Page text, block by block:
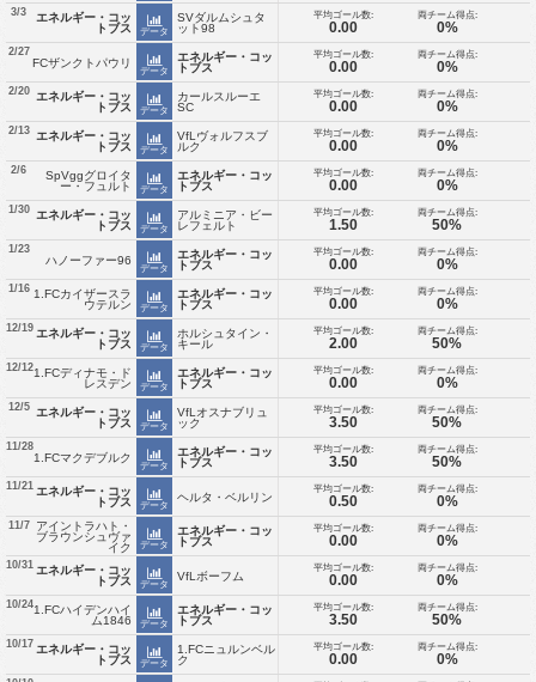
3/3
エネルギー・コッ
トブス
データ
SVダルムシュタ
ット98
平均ゴール数:
0.00
両チーム得点:
0%
2/27
FCザンクトパウリ
データ
エネルギー・コッ
トブス
平均ゴール数:
0.00
両チーム得点:
0%
2/20 エネルギー・コッ
トブス
データ
カールスルーエ
SC
平均ゴール数:
0.00
両チーム得点:
0%
2/13 エネルギー・コッ
トブス
データ
VfLヴォルフスブ
ルク
平均ゴール数:
0.00
両チーム得点:
0%
2/6
SpVggグロイタ
ー・フュルト
データ
エネルギー・コッ
トブス
平均ゴール数:
0.00
両チーム得点:
0%
1/30 エネルギー・コッ
トブス
データ
アルミニア・ビー
レフェルト
平均ゴール数:
1.50
両チーム得点:
50%
1/23
ハノーファー96
データ
エネルギー・コッ
トブス
平均ゴール数:
0.00
両チーム得点:
0%
1/16 1.FCカイザースラ
ウテルン
データ
エネルギー・コッ
トブス
平均ゴール数:
0.00
両チーム得点:
0%
12/19 エネルギー・コッ
トブス
データ
ホルシュタイン・
キール
平均ゴール数:
2.00
両チーム得点:
50%
12/121.FCディナモ・ド
レスデン
データ
エネルギー・コッ
トブス
平均ゴール数:
0.00
両チーム得点:
0%
12/5 エネルギー・コッ
トブス
データ
VfLオスナブリュ
ック
平均ゴール数:
3.50
両チーム得点:
50%
11/28
1.FCマクデブルク
データ
エネルギー・コッ
トブス
平均ゴール数:
3.50
両チーム得点:
50%
11/21 エネルギー・コッ
トブス
データ
ヘルタ・ベルリン
平均ゴール数:
0.50
両チーム得点:
0%
11/7
アイントラハト・
ブラウンシュヴァ
イク
データ
エネルギー・コッ
トブス
平均ゴール数:
0.00
両チーム得点:
0%
10/31 エネルギー・コッ
トブス
データ
VfLボーフム
平均ゴール数:
0.00
両チーム得点:
0%
10/241.FCハイデンハイ
ム1846
データ
エネルギー・コッ
トブス
平均ゴール数:
3.50
両チーム得点:
50%
10/17 エネルギー・コッ
トブス
データ
1.FCニュルンベル
ク
平均ゴール数:
0.00
両チーム得点:
0%